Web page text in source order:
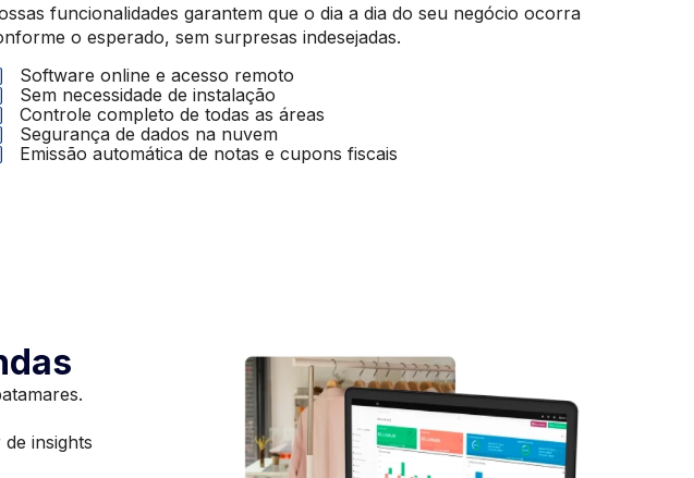
funcionalidades garantem que o dia a dia do seu negócio ocorra
o esperado, sem surpresas indesejadas.
Software online e acesso remoto
Sem necessidade de instalação
Controle completo de todas as áreas
Segurança de dados na nuvem
Emissão automática de notas e cupons fiscais
insights